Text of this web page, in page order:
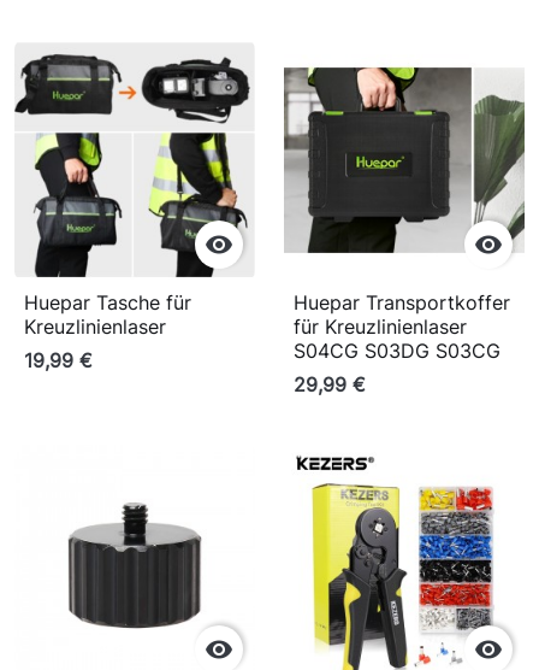

Huepar Tasche für
Kreuzlinienlaser
19,99 €

Huepar Transportkoffer
für Kreuzlinienlaser
S04CG S03DG S03CG
29,99 €
 